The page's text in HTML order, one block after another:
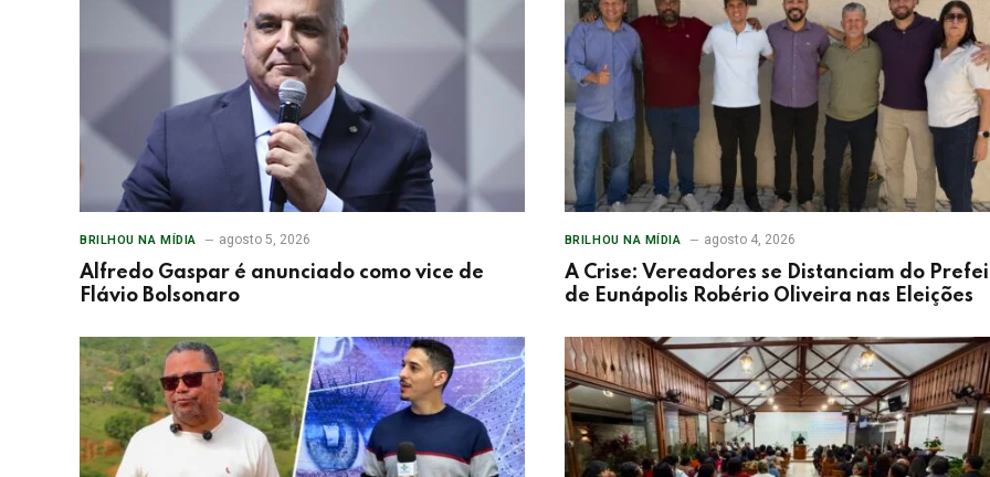
BRILHOU NA MÍDIA agosto 5, 2026
Alfredo Gaspar é anunciado como vice de
Flávio Bolsonaro
BRILHOU NA MÍDIA agosto 4, 2026
A Crise: Vereadores se Distanciam do
de Eunápolis Robério Oliveira nas Eleições